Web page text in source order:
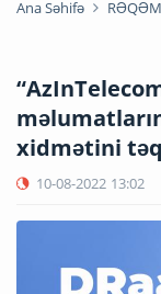
Ana Səhifə
xidmətini
10-08-2022 13:02